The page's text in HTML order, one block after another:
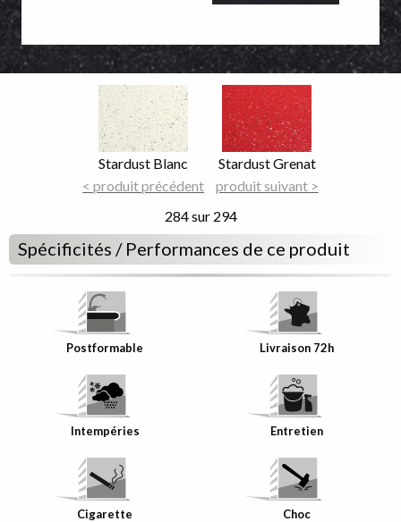
Image
Focus
Nom
du
Stardust Blanc
< produit précédent
Image
Focus
Nom
du
Stardust Grenat
produit suivant >
284 sur 294
Spécificités / Performances de ce produit
Postformable Livraison 72h
Intempéries Entretien
Cigarette Choc
Bande de
Chant
assortie à
votre décor